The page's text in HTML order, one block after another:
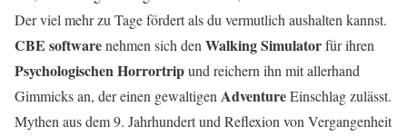
Der viel mehr zu Tage fördert als du vermutlich aushalten kannst.
CBE softwarenehmen sich den Walking Simulatorfür ihren
Psychologischen Horrortripund reichern ihn mit allerhand
Gimmicks an, der einen gewaltigen AdventureEinschlag zulässt.
Mythen aus dem 9. Jahrhundert und Reflexion von Vergangenheit